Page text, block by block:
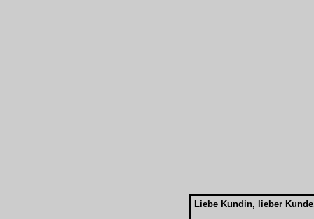
Liebe Kundin, lieber